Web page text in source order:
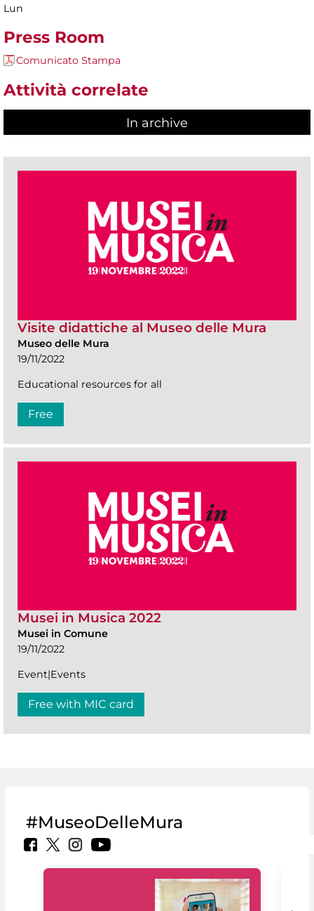
Lun
Press Room
Comunicato Stampa
Attività correlate
In archive
Visite didattiche al Museo delle Mura
Museo delle Mura
19/11/2022
Educational resources for all
Free
Musei in Musica 2022
Musei in Comune
19/11/2022
Event|Events
Free with MIC card
#MuseoDelleMura